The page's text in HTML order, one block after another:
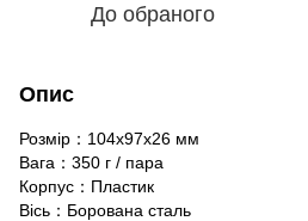
До обраного
Опис
Розмір：104x97x26 мм
Вага：350 г / пара
Корпус：Пластик
Вісь：Борована сталь